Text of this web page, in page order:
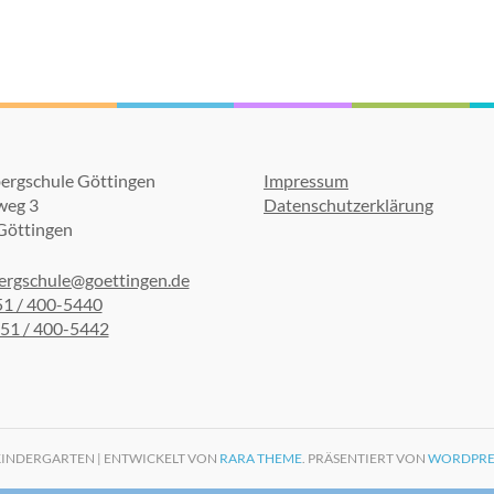
Göttingen
3
/ 400-5440
/ 400-5442
Impressum
Datenschutzerklärung
| ENTWICKELT VON RARA THEME. PRÄSENTIERT VON